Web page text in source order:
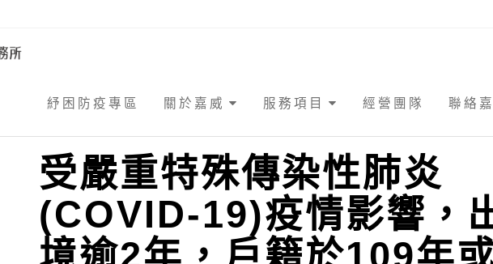
紓困防疫專區 關於嘉威 服務項目 經營團隊 聯絡
受嚴重特殊傳染性肺炎
(COVID-19)疫情影響，